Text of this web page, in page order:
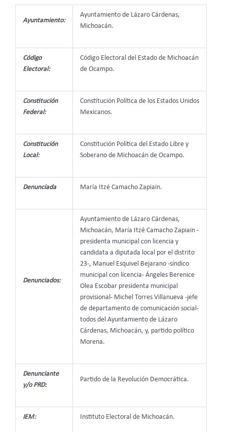
Ayuntamiento:
Ayuntamiento de Lázaro Cárdenas,
Michoacán.
Código
Electoral:
Código Electoral del Estado de Michoacán
de Ocampo.
Constitución
Federal:
Constitución Política de los Estados Unidos
Mexicanos.
Constitución
Local:
Constitución Política del Estado Libre y
Soberano de Michoacán de Ocampo.
Denunciada María Itzé Camacho Zapiain.
Denunciados:
Ayuntamiento de Lázaro Cárdenas,
Michoacán, María Itzé Camacho Zapiain -
presidenta municipal con licencia y
candidata a diputada local por el distrito
23-, Manuel Esquivel Bejarano -síndico
municipal con licencia- Ángeles Berenice
Olea Escobar presidenta municipal
provisional- Michel Torres Villanueva -jefe
de departamento de comunicación social-
todos del Ayuntamiento de Lázaro
Cárdenas, Michoacán, y, partido político
Morena.
Denunciante
y/o PRD:
Partido de la Revolución Democrática.
IEM: Instituto Electoral de Michoacán.